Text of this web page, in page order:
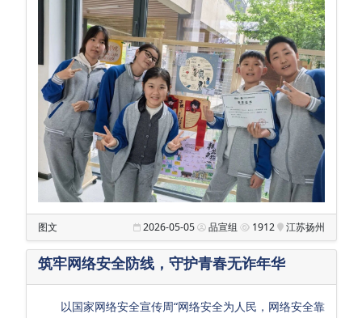
教
师
发
展
教
支
持
生
活
保
图文 2026-05-05 品宣组 1912 江苏扬州
筑牢网络安全防线，守护青春无诈年华
以国家网络安全宣传周“网络安全为人民，网络安全靠